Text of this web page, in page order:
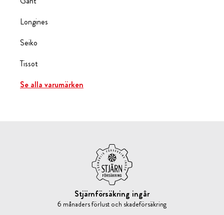
Longines
Seiko
Tissot
Se alla varumärken
Stjärnförsäkring ingår
6 månaders förlust och skadeförsäkring